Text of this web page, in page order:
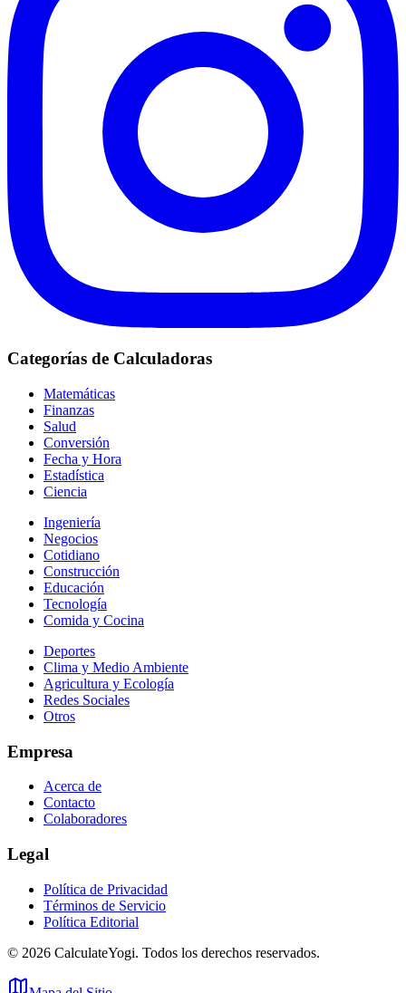
Categorías de Calculadoras
Matemáticas
Finanzas
Salud
Conversión
Fecha y Hora
Estadística
Ciencia
Ingeniería
Negocios
Cotidiano
Construcción
Educación
Tecnología
Comida y Cocina
Deportes
Clima y Medio Ambiente
Agricultura y Ecología
Redes Sociales
Otros
Empresa
Acerca de
Contacto
Colaboradores
Legal
Política de Privacidad
Términos de Servicio
Política Editorial
© 2026 CalculateYogi. Todos los derechos reservados.